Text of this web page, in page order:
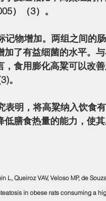
）（3）。
了有益细菌的水平。
食用膨化高粱可以改
。
膳食热量的能力，使
L, Queiroz VAV, Veloso MP, de
in obese rats consuming a